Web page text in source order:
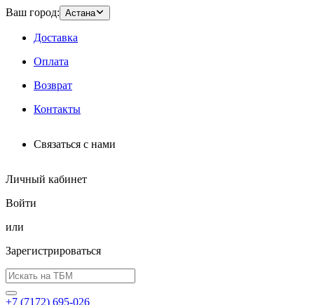
Ваш город: Астана
Доставка
Оплата
Возврат
Контакты
Связаться с нами
Личный кабинет
Войти
или
Зарегистрироваться
+7 (7172) 695-026